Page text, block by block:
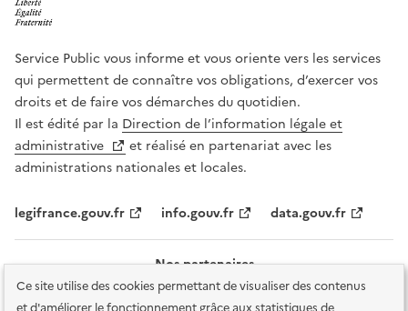
Ce site utilise des cookies permettant de visualiser des contenus
Service Public vous informe et vous oriente vers les services
qui permettent de connaître vos obligations, d’exercer vos
droits et de faire vos démarches du quotidien.
Il est édité par la Direction de l’information légale et
administrative
et réalisé en partenariat avec les
administrations nationales et locales.
legifrance.gouv.fr info.gouv.fr data.gouv.fr
Nos partenaires